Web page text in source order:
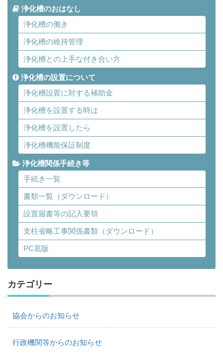
浄化槽のおはなし
浄化槽の働き
浄化槽の維持管理
浄化槽との上手な付き合い方
浄化槽の設置について
浄化槽設置に対する補助金
浄化槽を設置する時は
浄化槽を設置したら
浄化槽機能保証制度
浄化槽関係手続き等
手続き一覧
書類一覧（ダウンロード）
設置届書等の記入要領
支柱省略工事関係書類（ダウンロード）
PC底版
カテゴリー
協会からのお知らせ
行政機関等からのお知らせ